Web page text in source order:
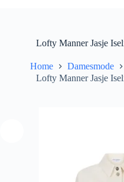
Lofty Manner Jasje
Home Damesmode
Lofty Manner Jasje